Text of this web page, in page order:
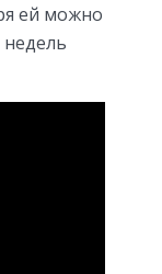
ей можно